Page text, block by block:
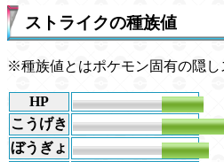
ストライクの種族値
※種族値とはポケモン固有の隠し
HP
70
こうげき
110
ぼうぎょ
80